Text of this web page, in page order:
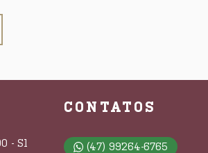
- Sl
CONTATOS
(47) 99264-6765